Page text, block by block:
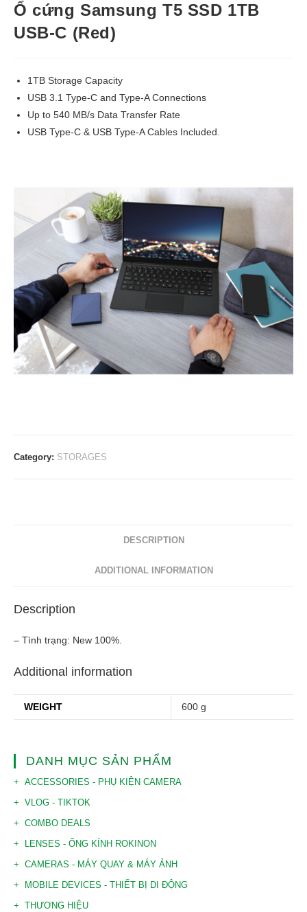
Ổ cứng Samsung T5 SSD 1TB
USB-C (Red)
1TB Storage Capacity
USB 3.1 Type-C and Type-A Connections
Up to 540 MB/s Data Transfer Rate
USB Type-C & USB Type-A Cables Included.
Category: STORAGES
DESCRIPTION
ADDITIONAL INFORMATION
Description
– Tình trạng: New 100%.
Additional information
WEIGHT 600 g
DANH MỤC SẢN PHẨM
ACCESSORIES - PHỤ KIỆN CAMERA
VLOG - TIKTOK
COMBO DEALS
LENSES - ỐNG KÍNH ROKINON
CAMERAS - MÁY QUAY & MÁY ẢNH
MOBILE DEVICES - THIẾT BỊ DI ĐỘNG
THƯƠNG HIỆU